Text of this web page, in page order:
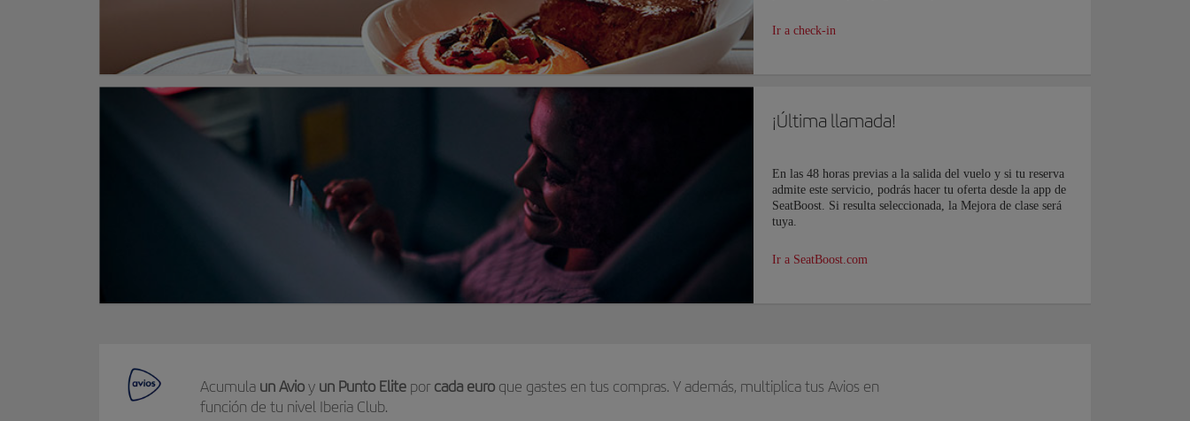
Ir a check-in
¡Última llamada!
En las 48 horas previas a la salida del vuelo y si tu reserva
admite este servicio, podrás hacer tu oferta desde la app de
SeatBoost. Si resulta seleccionada, la Mejora de clase será
tuya.
Ir a SeatBoost.com
Acumula un Avioy un Punto Elitepor cada euroque gastes en tus compras. Y además, multiplica tus Avios en
función de tu nivel Iberia Club.